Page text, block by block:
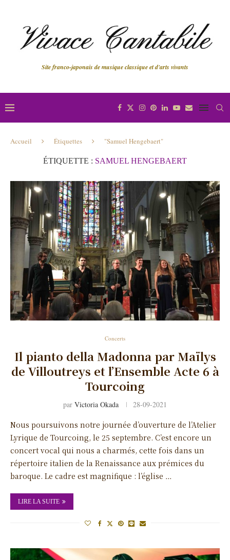
Site franco-japonais de musique classique et d'arts vivants
Accueil Étiquettes "Samuel Hengebaert"
ÉTIQUETTE : SAMUEL HENGEBAERT
Concerts
Il pianto della Madonna par Maïlys
de Villoutreys et l’Ensemble Acte 6 à
Tourcoing
par Victoria Okada 28-09-2021
Nous poursuivons notre journée d’ouverture de l’Atelier
Lyrique de Tourcoing, le 25 septembre. C’est encore un
concert vocal qui nous a charmés, cette fois dans un
répertoire italien de la Renaissance aux prémices du
baroque. Le cadre est magnifique : l’église …
LIRE LA SUITE